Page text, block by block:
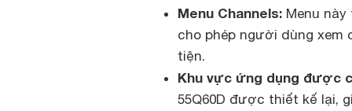
Menu Channels: Menu
cho phép người dùng
tiện.
Khu vực ứng dụng được
55Q60D được thiết kế lại,